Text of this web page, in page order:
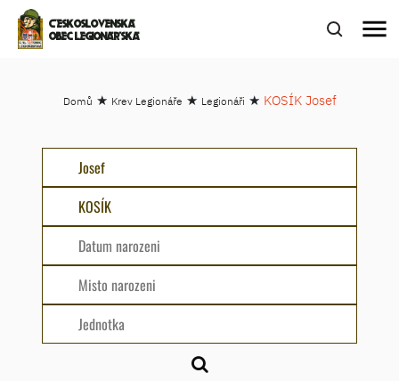
ČESKOSLOVENSKÁ
OBEC LEGIONÁŘSKÁ
menu
Domů ★ Krev Legionáře ★ Legionáři ★ KOSÍK Josef